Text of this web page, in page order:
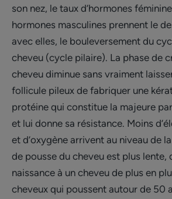
son nez, le taux d’hormones
hormones masculines prennent le
avec elles, le bouleversement du
cheveu (cycle pilaire). La phase de
cheveu diminue sans vraiment
follicule pileux de fabriquer une
protéine qui constitue la majeure
et lui donne sa résistance. Moins
et d’oxygène arrivent au niveau de
de pousse du cheveu est plus lente,
naissance à un cheveu de plus en
cheveux qui poussent autour de 50